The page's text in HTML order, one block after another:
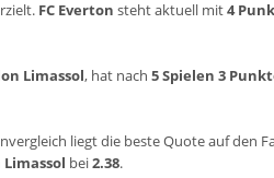
FC Everton steht aktuell mit4
Limassol, hat nach 5 Spielen 3
liegt die beste Quote auf den
bei2.38.